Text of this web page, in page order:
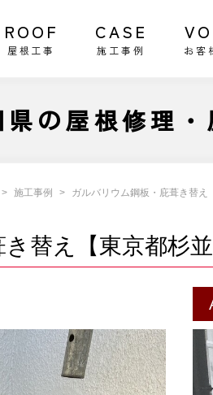
ROOF
屋根工事
CASE
施工事例 お客
県の屋根修理
施工事例 ガルバリウム鋼板・庇葺き替え
替え【東京都杉並